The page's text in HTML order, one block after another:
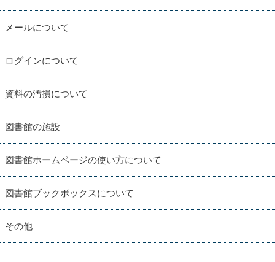
メールについて
ログインについて
資料の汚損について
図書館の施設
図書館ホームページの使い方について
図書館ブックボックスについて
その他